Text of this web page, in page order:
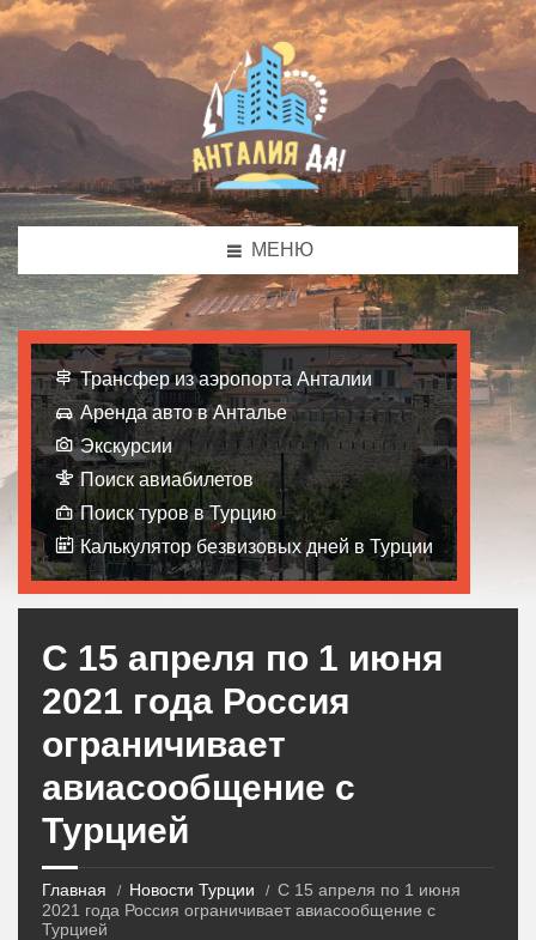
МЕНЮ
Трансфер из аэропорта Анталии
Аренда авто в Анталье
Экскурсии
Поиск авиабилетов
Поиск туров в Турцию
Калькулятор безвизовых дней в Турции
С 15 апреля по 1 июня
2021 года Россия
ограничивает
авиасообщение с
Турцией
Главная Новости Турции
С 15 апреля по 1 июня
2021 года Россия ограничивает авиасообщение с
Турцией